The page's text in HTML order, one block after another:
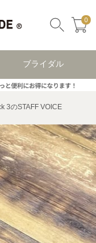
0
ブライダル
3のSTAFF VOICE